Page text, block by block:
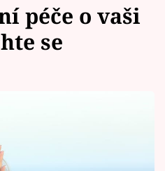
péče o vaši
se